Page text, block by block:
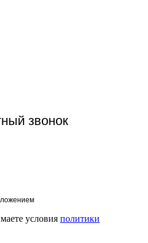
звонок
условия политики